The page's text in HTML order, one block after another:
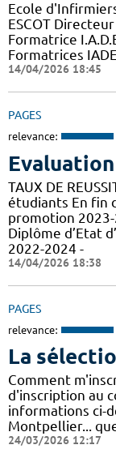
Ecole
ESCOT
Formatrice
Formatrices
14/04/2026 18:45
PAGES
relevance:
TAUX DE
étudiants En fin
promotion
Diplôme d’Etat
2022-2024 -
14/04/2026 18:38
PAGES
relevance:
La
Comment
d'inscription au
informations ci-
Montpellier...
24/03/2026 12:17